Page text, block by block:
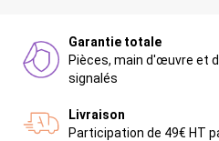
Garantie totale
Pièces, main d'œuvre et
signalés
Livraison
Participation de 49€ HT